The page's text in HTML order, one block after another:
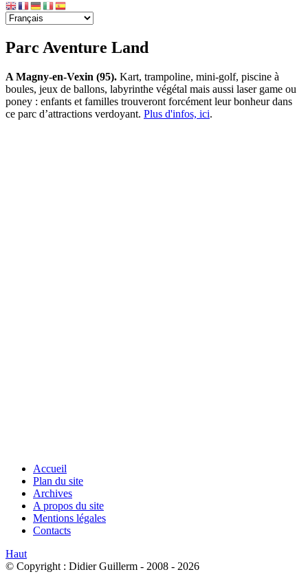
Parc Aventure Land
A Magny-en-Vexin (95). Kart, trampoline, mini-golf, piscine à
boules, jeux de ballons, labyrinthe végétal mais aussi laser game ou
poney : enfants et familles trouveront forcément leur bonheur dans
ce parc d’attractions verdoyant. Plus d'infos, ici.
Accueil
Plan du site
Archives
A propos du site
Mentions légales
Contacts
Haut
© Copyright : Didier Guillerm - 2008 - 2026